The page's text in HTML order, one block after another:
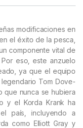
Nº10